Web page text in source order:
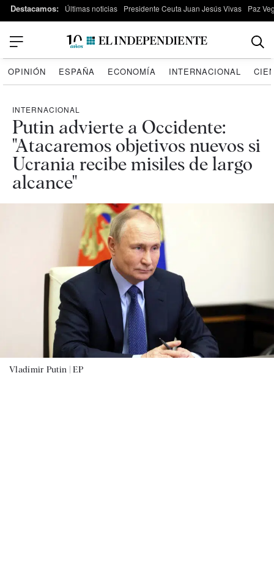
Destacamos: Últimas noticias Presidente Ceuta Juan Jesús Vivas Paz
OPINIÓN ESPAÑA ECONOMÍA INTERNACIONAL
INTERNACIONAL
Putin advierte a Occidente:
"Atacaremos objetivos nuevos si
Ucrania recibe misiles de largo
alcance"
Vladímir Putin |EP